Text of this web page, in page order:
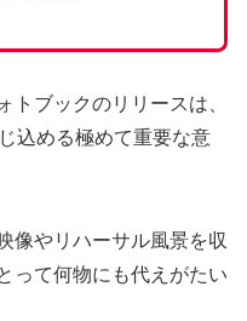
トブックのリリースは、
込める極めて重要な意
像やリハーサル風景を収
って何物にも代えがたい